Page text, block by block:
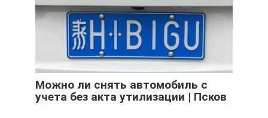
Можно ли снять автомобиль с
учета без акта утилизации | Псков